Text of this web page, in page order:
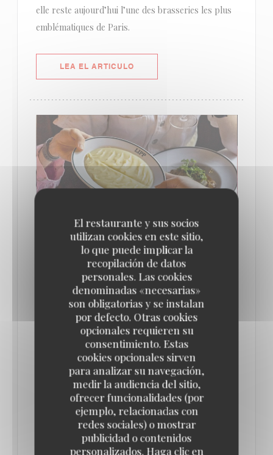
El restaurante y sus socios
utilizan cookies en este sitio,
lo que puede implicar la
recopilación de datos
personales. Las cookies
denominadas «necesarias»
son obligatorias y se instalan
por defecto. Otras cookies
opcionales requieren su
consentimiento. Estas
cookies opcionales sirven
para analizar su navegación,
medir la audiencia del sitio,
ofrecer funcionalidades (por
ejemplo, relacionadas con
redes sociales) o mostrar
publicidad o contenidos
personalizados. Haga clic en
elle reste aujourd’hui l’une des brasseries les plus
emblématiques de Paris.
LEA EL ARTICULO((ABRE EN UNA NUEVA
LES 10 MEILLEURS RESTAURANTS
AUTHENTIQUES ET TYPIQUEMENT
PARISIENS (ILS SONT TOUS DÉLICIEUX !)
// ENVOLS
04/07/2025
La Brasserie Lipp
Au cœur du très animé Saint-Germain-des-Prés, la
Brasserie parisienne Lipp conserve le charme
d’antan et l’esthétique artistique du début du siècle
dernier. Dans cette institution du quartier chic de la
Rive Gauche, on retrouve avec joie les piliers de la